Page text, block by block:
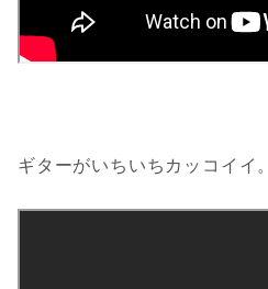
ギターがいちいちカッコイイ。